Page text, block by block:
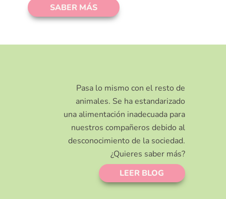
SABER MÁS
Pasa lo mismo con el resto de
animales. Se ha estandarizado
una alimentación inadecuada para
nuestros compañeros debido al
desconocimiento de la sociedad.
¿Quieres saber más?
LEER BLOG